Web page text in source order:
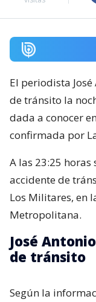
El periodista
de tránsito la
dada a conocer
confirmada por
A las 23:25
accidente de
Los Militares, en
Metropolitana.
José
de tránsito
Según la